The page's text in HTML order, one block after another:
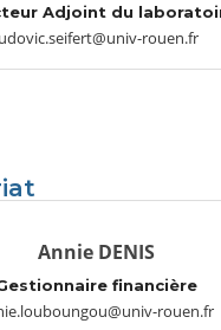
Adjoint du
rouen.fr
Annie DENIS
financière
rouen.fr